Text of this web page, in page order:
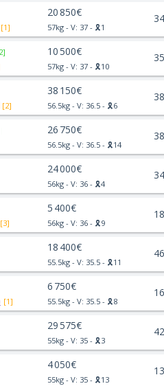
[1]
20 850€
57kg - V: 37 - 🎗️1
10 500€
57kg - V: 37 - 🎗️10
[2]
38 150€
56.5kg - V: 36.5 - 🎗️6
26 750€
56.5kg - V: 36.5 - 🎗️14
24 000€
56kg - V: 36 - 🎗️4
[3]
5 400€
56kg - V: 36 - 🎗️9
18 400€
55.5kg - V: 35.5 - 🎗️11
[1]
6 750€
55.5kg - V: 35.5 - 🎗️8
29 575€
55kg - V: 35 - 🎗️3
4 050€
55kg - V: 35 - 🎗️13